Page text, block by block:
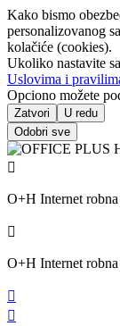
Kako bismo
personalizovanog
kolačiće (cookies).
Ukoliko nastavite
Uslovima i
Opciono možete
Zatvori
U redu
Odobri sve

O+H Internet

O+H Internet

